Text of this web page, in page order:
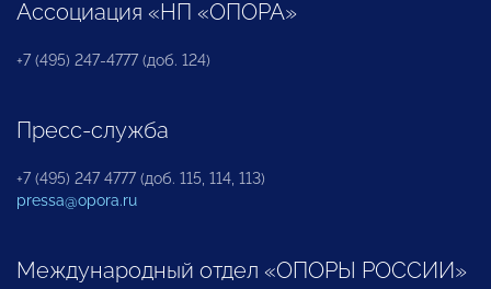
Ассоциация «НП «ОПОРА»
+7 (495) 247-4777 (доб. 124)
Пресс-служба
+7 (495) 247 4777 (доб. 115, 114, 113)
pressa@opora.ru
Международный отдел «ОПОРЫ РОССИИ»